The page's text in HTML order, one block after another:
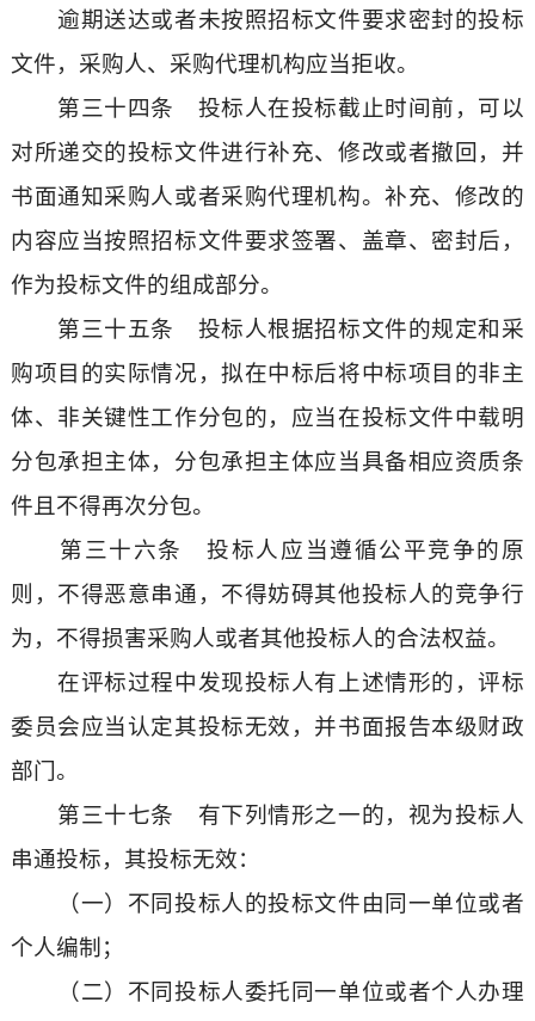
逾期送达或者未按照招标文件要求密封的投标
文件，采购人、采购代理机构应当拒收。
第三十四条 投标人在投标截止时间前，可以
对所递交的投标文件进行补充、修改或者撤回，并
书面通知采购人或者采购代理机构。补充、修改的
内容应当按照招标文件要求签署、盖章、密封后，
作为投标文件的组成部分。
第三十五条 投标人根据招标文件的规定和采
购项目的实际情况，拟在中标后将中标项目的非主
体、非关键性工作分包的，应当在投标文件中载明
分包承担主体，分包承担主体应当具备相应资质条
件且不得再次分包。
第三十六条 投标人应当遵循公平竞争的原
则，不得恶意串通，不得妨碍其他投标人的竞争行
为，不得损害采购人或者其他投标人的合法权益。
在评标过程中发现投标人有上述情形的，评标
委员会应当认定其投标无效，并书面报告本级财政
部门。
第三十七条 有下列情形之一的，视为投标人
串通投标，其投标无效：
（一）不同投标人的投标文件由同一单位或者
个人编制；
（二）不同投标人委托同一单位或者个人办理